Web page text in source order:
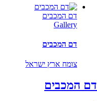
דם המכבים
Gallery
דם המכבים
צומח ארץ ישראל
דם המכבים